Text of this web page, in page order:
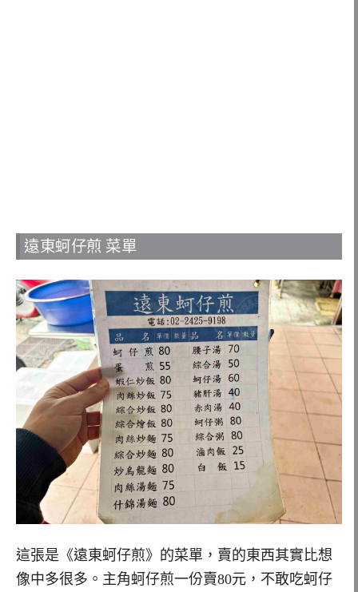
遠東蚵仔煎 菜單
這張是《遠東蚵仔煎》的菜單，賣的東西其實比想
像中多很多。主角蚵仔煎一份賣80元，不敢吃蚵仔